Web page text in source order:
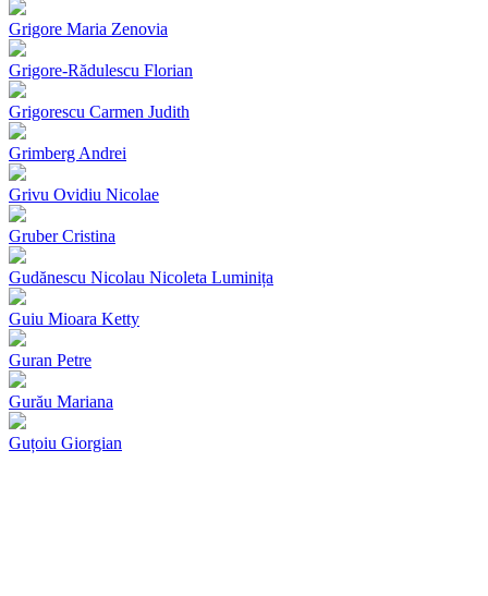
Grigore Maria Zenovia
Grigore-Rădulescu Florian
Grigorescu Carmen Judith
Grimberg Andrei
Grivu Ovidiu Nicolae
Gruber Cristina
Gudănescu Nicolau Nicoleta Luminița
Guiu Mioara Ketty
Guran Petre
Gurău Mariana
Guțoiu Giorgian